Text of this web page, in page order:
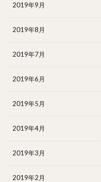
2019年9月
2019年8月
2019年7月
2019年6月
2019年5月
2019年4月
2019年3月
2019年2月